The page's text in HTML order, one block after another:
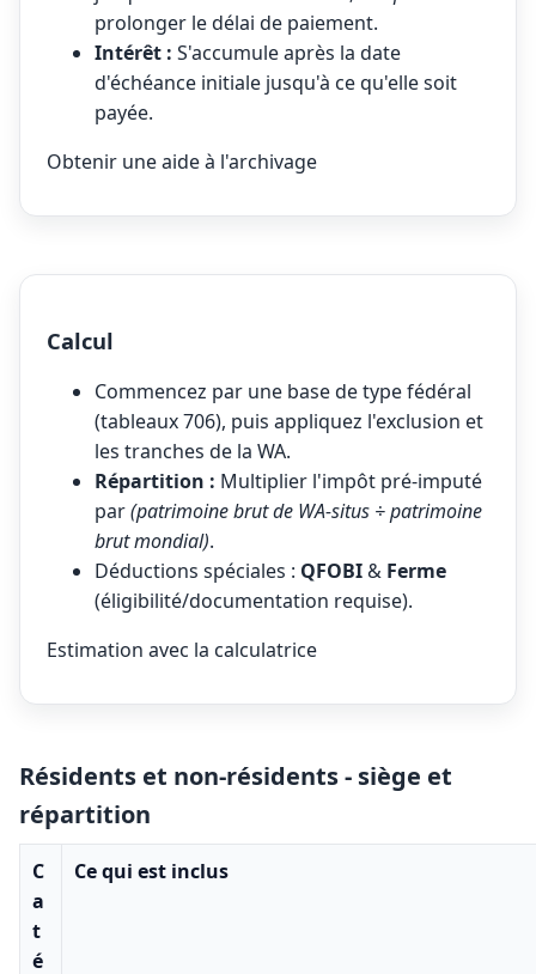
prolonger le délai de paiement.
Intérêt : S'accumule après la date
d'échéance initiale jusqu'à ce qu'elle soit
payée.
Obtenir une aide à l'archivage
Calcul
Commencez par une base de type fédéral
(tableaux 706), puis appliquez l'exclusion et
les tranches de la WA.
Répartition : Multiplier l'impôt pré-imputé
par(patrimoine brut de WA-situs ÷ patrimoine
brut mondial).
Déductions spéciales : QFOBI& Ferme
(éligibilité/documentation requise).
Estimation avec la calculatrice
Résidents et non-résidents - siège et
répartition
C
a
t
é
Ce qui est inclus